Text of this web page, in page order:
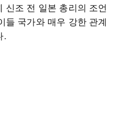
신조 전 일본 총리의 조언
들 국가와 매우 강한 관계
.